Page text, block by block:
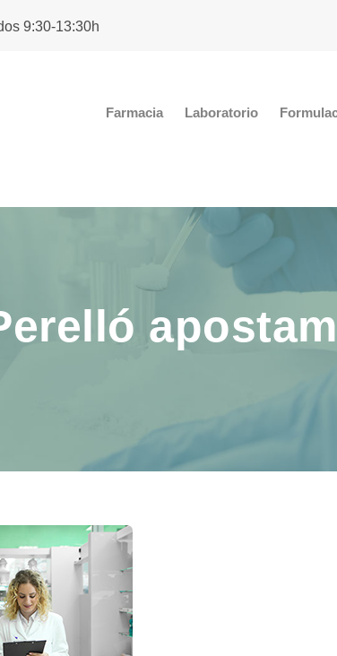
9:30-13:30h
Farmacia Laboratorio